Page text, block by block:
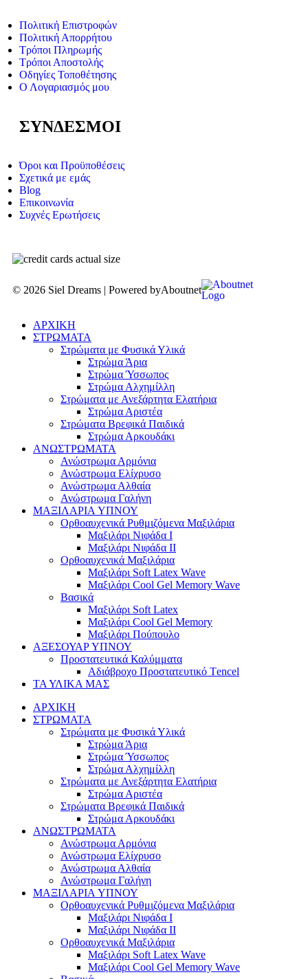
Πολιτική Επιστροφών
Πολιτική Απορρήτου
Τρόποι Πληρωμής
Τρόποι Αποστολής
Οδηγίες Τοποθέτησης
Ο Λογαριασμός μου
ΣΥΝΔΕΣΜΟΙ
Όροι και Προϋποθέσεις
Σχετικά με εμάς
Blog
Επικοινωνία
Συχνές Ερωτήσεις
© 2026 Siel Dreams | Powered byAboutnet
ΑΡΧΙΚΗ
ΣΤΡΩΜΑΤΑ
Στρώματα με Φυσικά Υλικά
Στρώμα Άρια
Στρώμα Ύσσωπος
Στρώμα Αλχημίλλη
Στρώματα με Ανεξάρτητα Ελατήρια
Στρώμα Αριστέα
Στρώματα Βρεφικά Παιδικά
Στρώμα Αρκουδάκι
ΑΝΩΣΤΡΩΜΑΤΑ
Ανώστρωμα Αρμόνια
Ανώστρωμα Ελίχρυσο
Ανώστρωμα Αλθαία
Ανώστρωμα Γαλήνη
ΜΑΞΙΛΑΡΙΑ YΠΝΟΥ
Ορθοαυχενικά Ρυθμιζόμενα Μαξιλάρια
Mαξιλάρι Νιφάδα Ι
Mαξιλάρι Νιφάδα ΙΙ
Ορθοαυχενικά Μαξιλάρια
Mαξιλάρι Soft Latex Wave
Mαξιλάρι Cool Gel Memory Wave
Βασικά
Mαξιλάρι Soft Latex
Mαξιλάρι Cool Gel Memory
Mαξιλάρι Πούπουλο
ΑΞΕΣΟΥΑΡ ΥΠΝΟΥ
Προστατευτικά Καλύμματα
Αδιάβροχο Προστατευτικό Τencel
ΤΑ ΥΛΙΚΑ ΜΑΣ
ΑΡΧΙΚΗ
ΣΤΡΩΜΑΤΑ
Στρώματα με Φυσικά Υλικά
Στρώμα Άρια
Στρώμα Ύσσωπος
Στρώμα Αλχημίλλη
Στρώματα με Ανεξάρτητα Ελατήρια
Στρώμα Αριστέα
Στρώματα Βρεφικά Παιδικά
Στρώμα Αρκουδάκι
ΑΝΩΣΤΡΩΜΑΤΑ
Ανώστρωμα Αρμόνια
Ανώστρωμα Ελίχρυσο
Ανώστρωμα Αλθαία
Ανώστρωμα Γαλήνη
ΜΑΞΙΛΑΡΙΑ YΠΝΟΥ
Ορθοαυχενικά Ρυθμιζόμενα Μαξιλάρια
Mαξιλάρι Νιφάδα Ι
Mαξιλάρι Νιφάδα ΙΙ
Ορθοαυχενικά Μαξιλάρια
Mαξιλάρι Soft Latex Wave
Mαξιλάρι Cool Gel Memory Wave